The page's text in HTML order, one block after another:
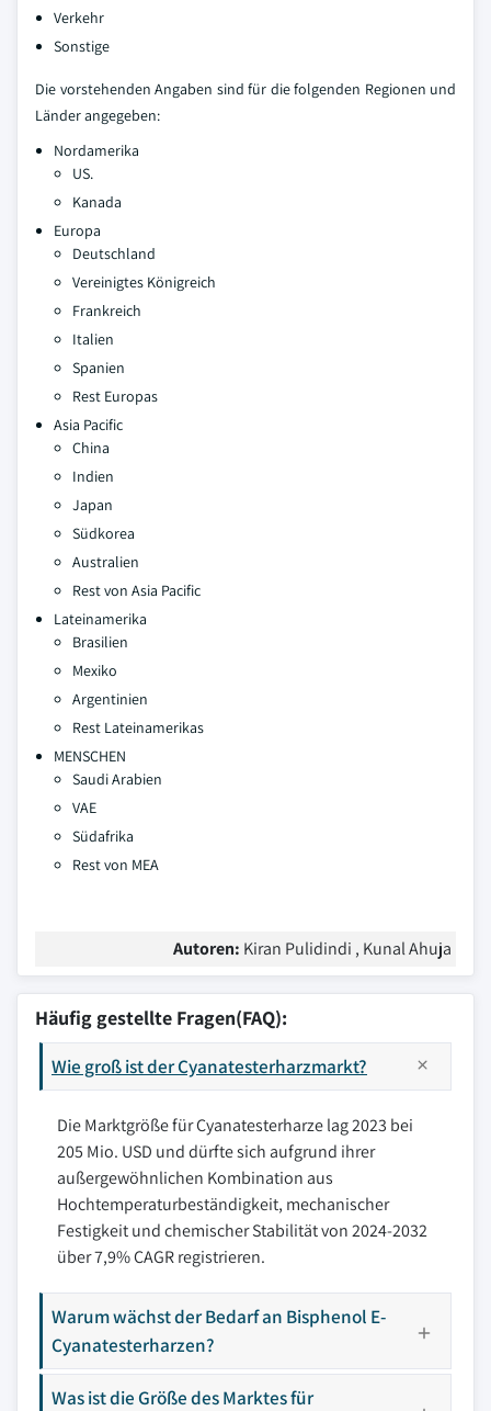
Verkehr
Sonstige
Die vorstehenden Angaben sind für die folgenden Regionen und
Länder angegeben:
Nordamerika
US.
Kanada
Europa
Deutschland
Vereinigtes Königreich
Frankreich
Italien
Spanien
Rest Europas
Asia Pacific
China
Indien
Japan
Südkorea
Australien
Rest von Asia Pacific
Lateinamerika
Brasilien
Mexiko
Argentinien
Rest Lateinamerikas
MENSCHEN
Saudi Arabien
VAE
Südafrika
Rest von MEA
Autoren: Kiran Pulidindi , Kunal Ahuja
Häufig gestellte Fragen(FAQ):
Wie groß ist der Cyanatesterharzmarkt?
Die Marktgröße für Cyanatesterharze lag 2023 bei
205 Mio. USD und dürfte sich aufgrund ihrer
außergewöhnlichen Kombination aus
Hochtemperaturbeständigkeit, mechanischer
Festigkeit und chemischer Stabilität von 2024-2032
über 7,9% CAGR registrieren.
Warum wächst der Bedarf an Bisphenol E-
Cyanatesterharzen?
Was ist die Größe des Marktes für